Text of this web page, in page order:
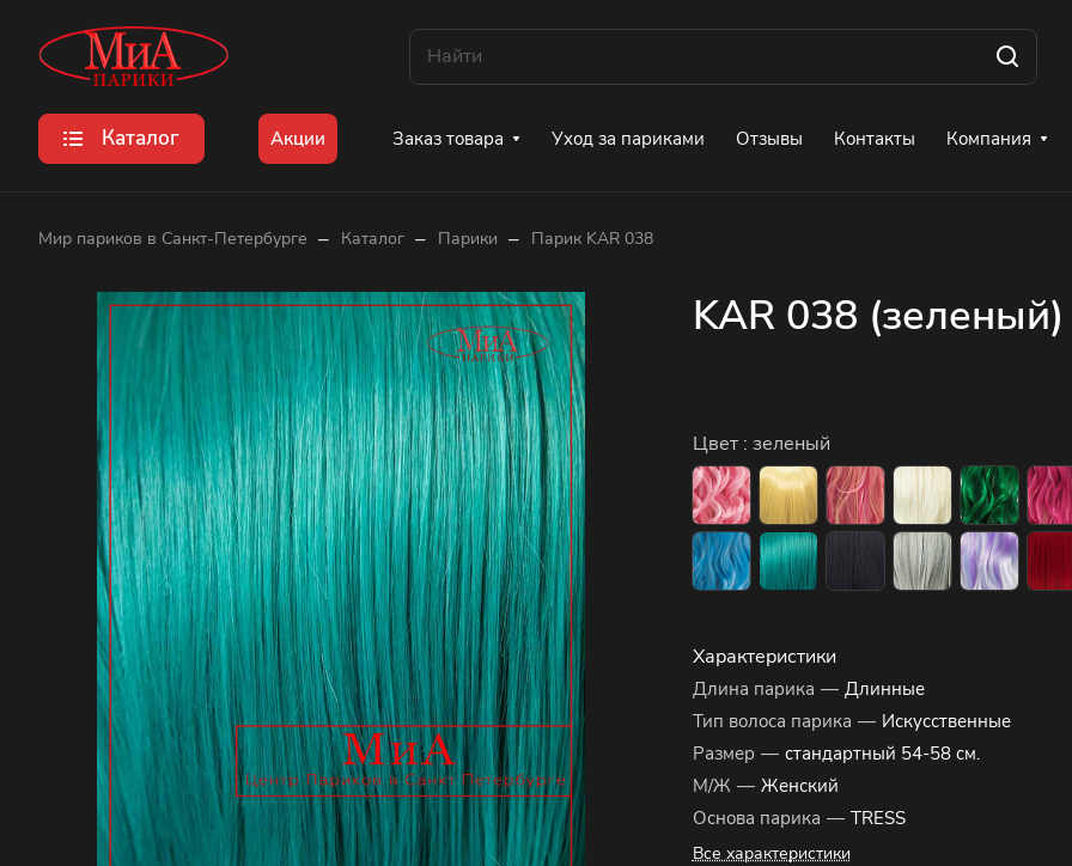
Каталог Акции Заказ товара Уход за париками Отзывы Контакты Компания
Мир париков в Санкт-Петербурге – Каталог – Парики – Парик KAR 038
KAR 038 (зеленый)
Цвет : зеленый
Характеристики
Длина парика — Длинные
Тип волоса парика — Искусственные
Размер — стандартный 54-58 см.
М/Ж — Женский
Основа парика — TRESS
Все характеристики